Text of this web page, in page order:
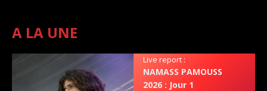
A LA UNE
Live report :
NAMASS PAMOUSS
2026 : Jour 1